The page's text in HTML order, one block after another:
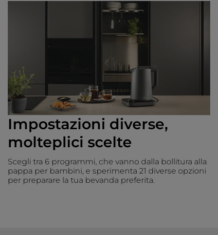
Impostazioni diverse,
molteplici scelte
Scegli tra 6 programmi, che vanno dalla bollitura alla
pappa per bambini, e sperimenta 21 diverse opzioni
per preparare la tua bevanda preferita.